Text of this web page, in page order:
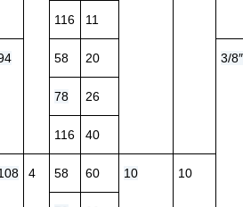
116 11
58 20 3/
78 26
116 40
4 58 60 10 10